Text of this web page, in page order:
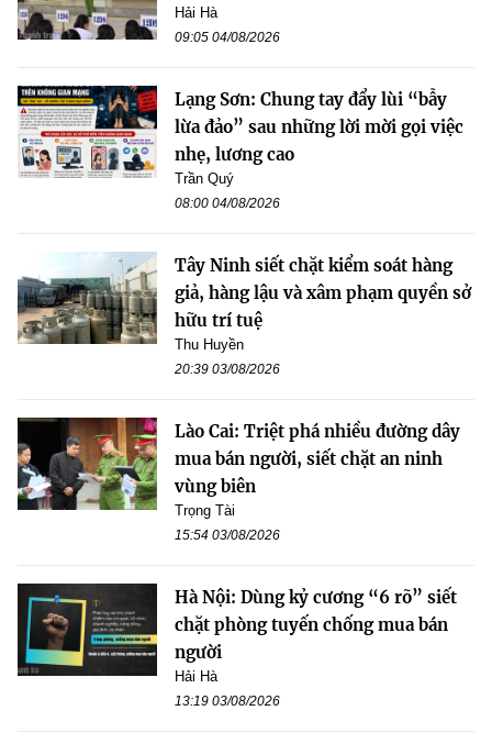
Hải Hà
09:05 04/08/2026
Lạng Sơn: Chung tay đẩy lùi “bẫy
lừa đảo” sau những lời mời gọi việc
nhẹ, lương cao
Trần Quý
08:00 04/08/2026
Tây Ninh siết chặt kiểm soát hàng
giả, hàng lậu và xâm phạm quyền sở
hữu trí tuệ
Thu Huyền
20:39 03/08/2026
Lào Cai: Triệt phá nhiều đường dây
mua bán người, siết chặt an ninh
vùng biên
Trọng Tài
15:54 03/08/2026
Hà Nội: Dùng kỷ cương “6 rõ” siết
chặt phòng tuyến chống mua bán
người
Hải Hà
13:19 03/08/2026